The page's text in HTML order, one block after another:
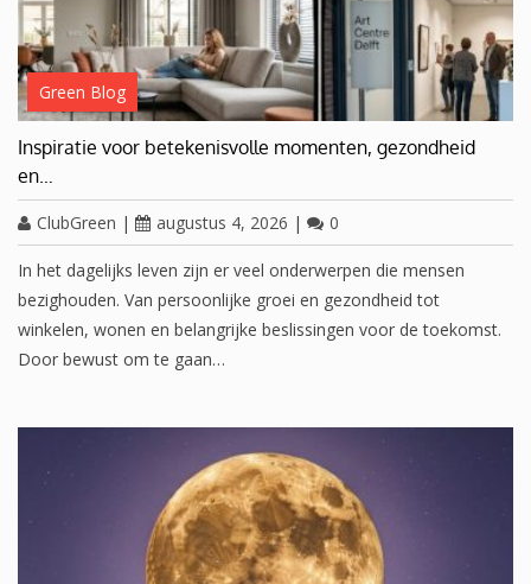
Green Blog
Inspiratie voor betekenisvolle momenten, gezondheid
en…
ClubGreen | augustus 4, 2026 | 0
In het dagelijks leven zijn er veel onderwerpen die mensen
bezighouden. Van persoonlijke groei en gezondheid tot
winkelen, wonen en belangrijke beslissingen voor de toekomst.
Door bewust om te gaan…